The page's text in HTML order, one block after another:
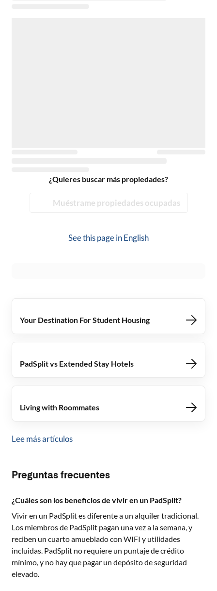
¿Quieres buscar más propiedades?
Muéstrame propiedades ocupadas
See this page inEnglish
Your Destination For Student Housing
PadSplit vs Extended Stay Hotels
Living with Roommates
Lee más artículos
Preguntas frecuentes
¿Cuáles son los beneficios de vivir en un PadSplit?
Vivir en un PadSplit es diferente a un alquiler tradicional.
Los miembros de PadSplit pagan una vez a la semana, y
reciben un cuarto amueblado con WIFI y utilidades
incluidas. PadSplit no requiere un puntaje de crédito
mínimo, y no hay que pagar un depósito de seguridad
elevado.